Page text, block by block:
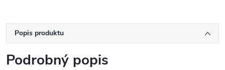
Popis produktu
Podrobný popis